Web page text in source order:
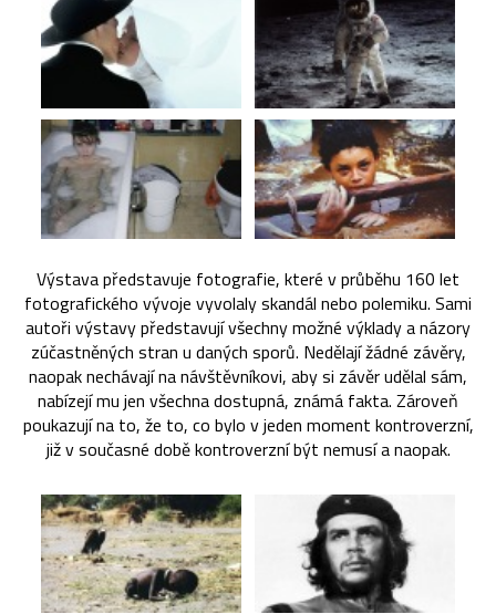
Výstava představuje fotografie, které v průběhu 160 let
fotografického vývoje vyvolaly skandál nebo polemiku. Sami
autoři výstavy představují všechny možné výklady a názory
zúčastněných stran u daných sporů. Nedělají žádné závěry,
naopak nechávají na návštěvníkovi, aby si závěr udělal sám,
nabízejí mu jen všechna dostupná, známá fakta. Zároveň
poukazují na to, že to, co bylo v jeden moment kontroverzní,
již v současné době kontroverzní být nemusí a naopak.